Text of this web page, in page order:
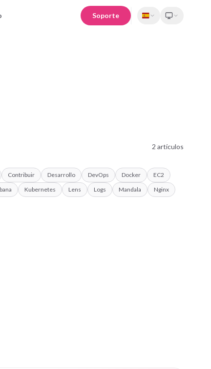
Soporte
2 artículos
Contribuir Desarrollo DevOps Docker
EC2
Kubernetes Lens Logs Mandala
Nginx